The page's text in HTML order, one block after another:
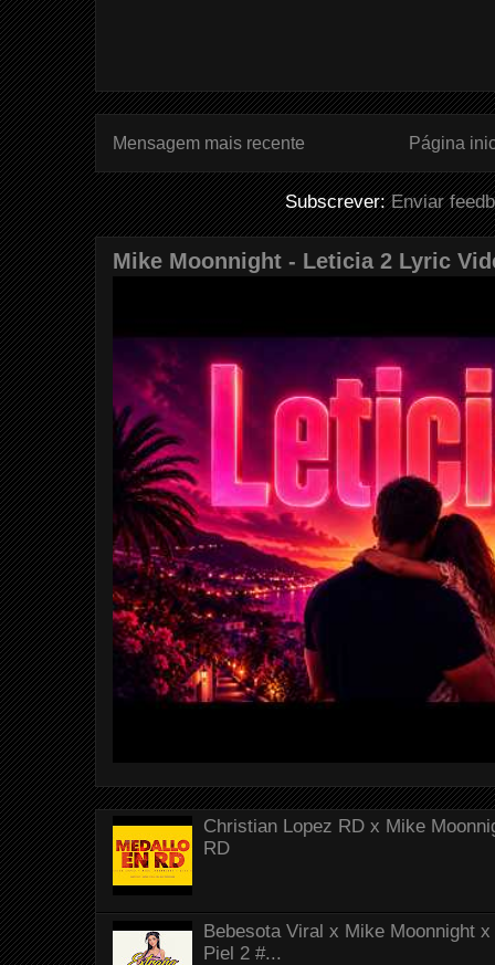
Mensagem mais recente Página
Subscrever:Enviar
Mike Moonnight - Leticia 2 Lyric
Christian Lopez RD x Mike
RD
Bebesota Viral x Mike Moonnight
Piel 2 #...